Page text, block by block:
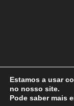
Estamos a usar
no nosso site.
Pode saber mais